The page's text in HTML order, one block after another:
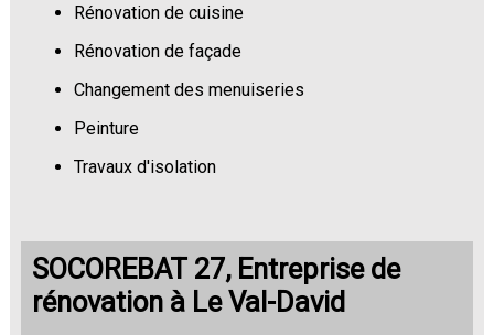
Rénovation de cuisine
Rénovation de façade
Changement des menuiseries
Peinture
Travaux d'isolation
SOCOREBAT 27, Entreprise de
rénovation à Le Val-David